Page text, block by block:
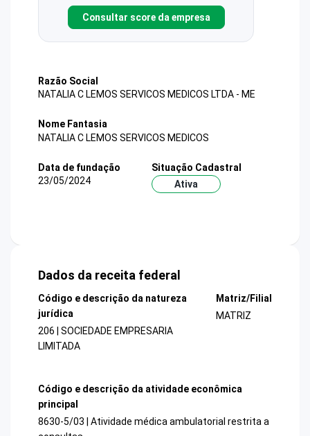
Consultar score da empresa
Razão Social
NATALIA C LEMOS SERVICOS MEDICOS LTDA - ME
Nome Fantasia
NATALIA C LEMOS SERVICOS MEDICOS
Data de fundação
23/05/2024
Situação Cadastral
Ativa
Dados da receita federal
Código e descrição da natureza
jurídica
206 | SOCIEDADE EMPRESARIA
LIMITADA
Matriz/Filial
MATRIZ
Código e descrição da atividade econômica
principal
8630-5/03 | Atividade médica ambulatorial restrita a